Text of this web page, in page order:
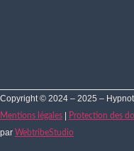
Copyright © 2024 – 2025 –
Mentions légales | Protection des
par WebtribeStudio